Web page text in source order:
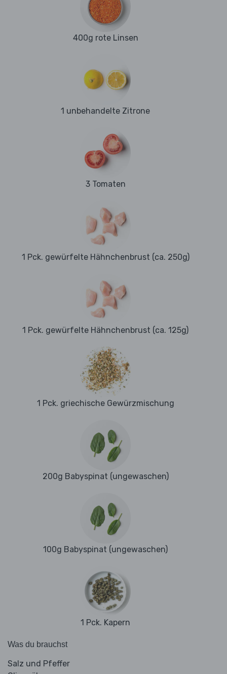
400g rote Linsen
1 unbehandelte Zitrone
3 Tomaten
1 Pck. gewürfelte Hähnchenbrust (ca. 250g)
1 Pck. gewürfelte Hähnchenbrust (ca. 125g)
1 Pck. griechische Gewürzmischung
200g Babyspinat (ungewaschen)
100g Babyspinat (ungewaschen)
1 Pck. Kapern
Was du brauchst
Salz und Pfeffer